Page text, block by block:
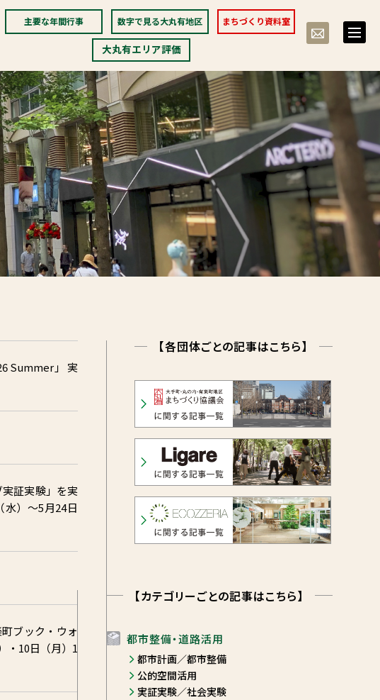
toggle
主要な年間行事 数字で見る大丸有地区 まちづくり資料室
大丸有エリア評価
Summer」 実
証実験」を実
）～5月24日
ブック・ウォ
・10日（月）1
【各団体ごとの記事はこちら】
【カテゴリーごとの記事はこちら】
都市整備・道路活用
都市計画／都市整備
公的空間活用
実証実験／社会実験